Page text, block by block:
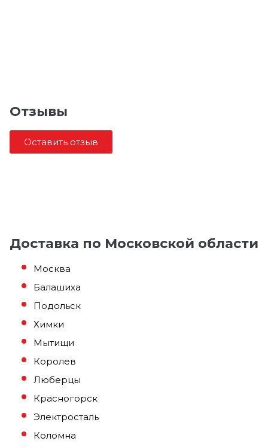
Отзывы
Оставить отзыв
Доставка по Московской области
Москва
Балашиха
Подольск
Химки
Мытищи
Королев
Люберцы
Красногорск
Электросталь
Коломна